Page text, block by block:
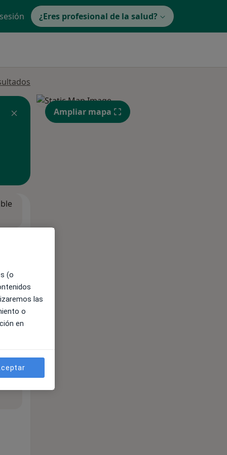
¿Eres profesional de la salud?
Ampliar mapa
(o
las
o
en